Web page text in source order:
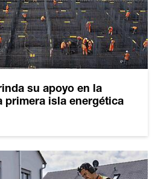
su apoyo en la
primera isla energética